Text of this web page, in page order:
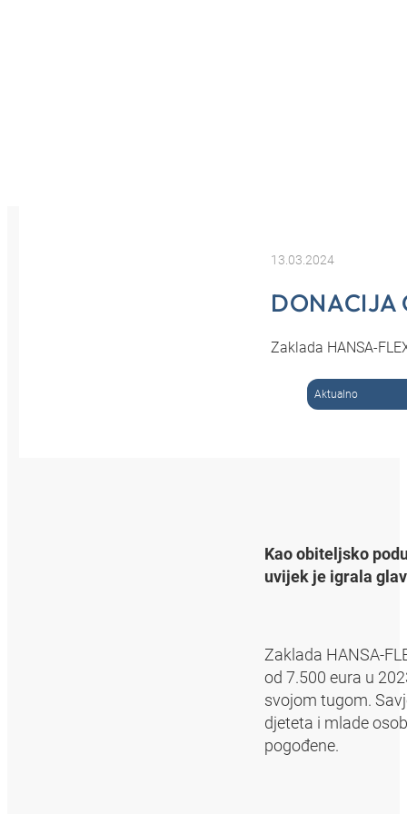
13.03.2024
DONACIJA
Zaklada HANSA-
Aktualno
Kao obiteljsko
uvijek je igrala
Zaklada
od 7.500 eura u
svojom tugom.
djeteta i mlade
pogođene.